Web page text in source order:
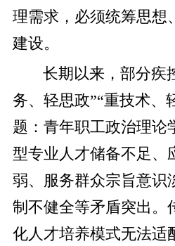
理需求，必须统筹思想
建设。
长期以来，部分疾
务、轻思政”“重技术、
题：青年职工政治理论
型专业人才储备不足、
弱、服务群众宗旨意识
制不健全等矛盾突出。
化人才培养模式无法适